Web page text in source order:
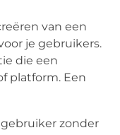
van een
je gebruikers.
die een
platform. Een
zonder